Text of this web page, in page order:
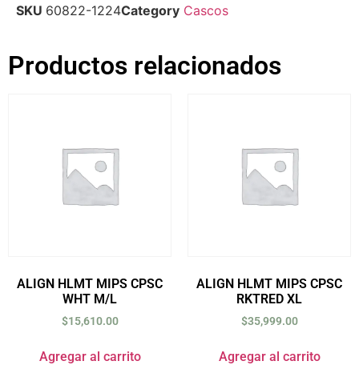
SKU 60822-1224Category Cascos
Productos relacionados
ALIGN HLMT MIPS CPSC
WHT M/L
$15,610.00
Agregar al carrito
ALIGN HLMT MIPS CPSC
RKTRED XL
$35,999.00
Agregar al carrito